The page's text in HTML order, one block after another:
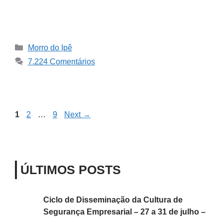
Morro do Ipê
7.224 Comentários
1 2 … 9 Next →
ÚLTIMOS POSTS
Ciclo de Disseminação da Cultura de
Segurança Empresarial – 27 a 31 de julho –